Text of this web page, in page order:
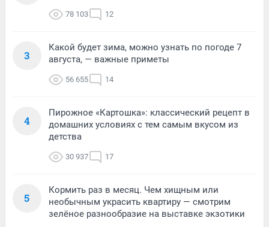
78 103 12
3
Какой будет зима, можно узнать по погоде 7
августа, — важные приметы
56 655 14
4
Пирожное «Картошка»: классический рецепт в
домашних условиях с тем самым вкусом из
детства
30 937 17
5
Кормить раз в месяц. Чем хищным или
необычным украсить квартиру — смотрим
зелёное разнообразие на выставке экзотики